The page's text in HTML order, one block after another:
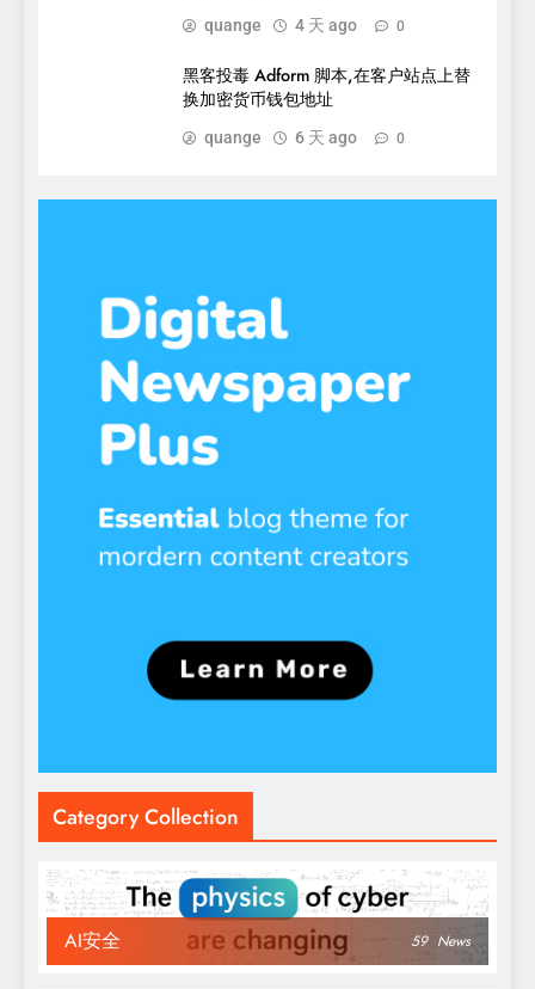
quange 4 天 ago 0
黑客投毒 Adform 脚本,在客户站点上替
换加密货币钱包地址
quange 6 天 ago 0
Category Collection
AI安全 59 News